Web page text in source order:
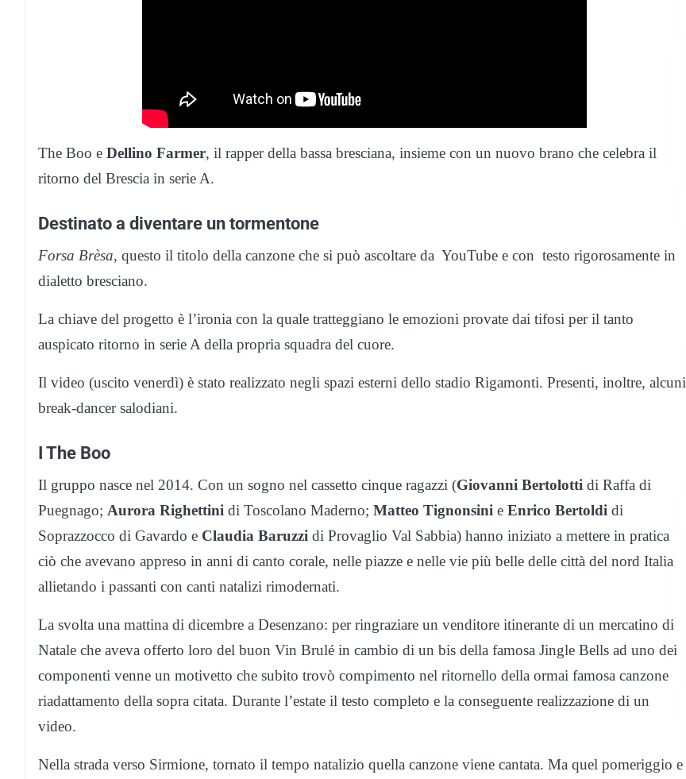
The Boo e Dellino Farmer, il rapper della bassa bresciana, insieme con un nuovo brano che celebra il
ritorno del Brescia in serie A.
Destinato a diventare un tormentone
Forsa Brèsa, questo il titolo della canzone che si può ascoltare da YouTube e con testo rigorosamente in
dialetto bresciano.
La chiave del progetto è l’ironia con la quale tratteggiano le emozioni provate dai tifosi per il tanto
auspicato ritorno in serie A della propria squadra del cuore.
Il video (uscito venerdì) è stato realizzato negli spazi esterni dello stadio Rigamonti. Presenti, inoltre, alcuni
break-dancer salodiani.
I The Boo
Il gruppo nasce nel 2014. Con un sogno nel cassetto cinque ragazzi (Giovanni Bertolotti di Raffa di
Puegnago; Aurora Righettini di Toscolano Maderno; Matteo Tignonsini e Enrico Bertoldi di
Soprazzocco di Gavardo e Claudia Baruzzi di Provaglio Val Sabbia) hanno iniziato a mettere in pratica
ciò che avevano appreso in anni di canto corale, nelle piazze e nelle vie più belle delle città del nord Italia
allietando i passanti con canti natalizi rimodernati.
La svolta una mattina di dicembre a Desenzano: per ringraziare un venditore itinerante di un mercatino di
Natale che aveva offerto loro del buon Vin Brulé in cambio di un bis della famosa Jingle Bells ad uno dei
componenti venne un motivetto che subito trovò compimento nel ritornello della ormai famosa canzone
riadattamento della sopra citata. Durante l’estate il testo completo e la conseguente realizzazione di un
video.
Nella strada verso Sirmione, tornato il tempo natalizio quella canzone viene cantata. Ma quel pomeriggio e